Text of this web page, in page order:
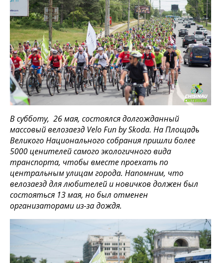
В субботу, 26 мая, состоялся долгожданный
массовый велозаезд Velo Fun by Skoda. На Площадь
Великого Национального собрания пришли более
5000 ценителей самого экологичного вида
транспорта, чтобы вместе проехать по
центральным улицам города. Напомним, что
велозаезд для любителей и новичков должен был
состояться 13 мая, но был отменен
организаторами из-за дождя.